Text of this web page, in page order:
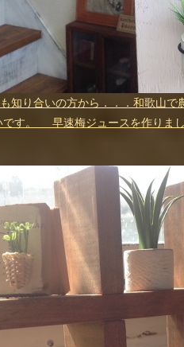
知り合いの方から．．．和歌山
です。 早速梅ジュースを作りま